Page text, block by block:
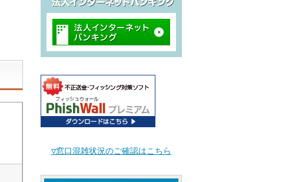
▽窓口混雑状況のご確認はこちら